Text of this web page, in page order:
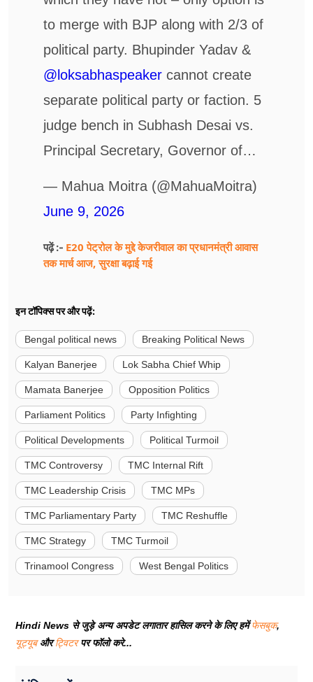
to merge with BJP along with 2/3 of
political party. Bhupinder Yadav &
@loksabhaspeaker cannot create
separate political party or faction. 5
judge bench in Subhash Desai vs.
Principal Secretary, Governor of…
— Mahua Moitra (@MahuaMoitra)
June 9, 2026
पढ़ें :- E20 पेट्रोल के मुद्दे केजरीवाल का प्रधानमंत्री आवास
तक मार्च आज, सुरक्षा बढ़ाई गई
इन टॉपिक्स पर और पढ़ें:
Bengal political news Breaking Political News
Kalyan Banerjee Lok Sabha Chief Whip
Mamata Banerjee Opposition Politics
Parliament Politics Party Infighting
Political Developments Political Turmoil
TMC Controversy TMC Internal Rift
TMC Leadership Crisis TMC MPs
TMC Parliamentary Party TMC Reshuffle
TMC Strategy TMC Turmoil
Trinamool Congress West Bengal Politics
Hindi News से जुड़े अन्य अपडेट लगातार हासिल करने के लिए हमेंफेसबुक,
यूट्यूबऔरट्विटरपर फॉलो करे...